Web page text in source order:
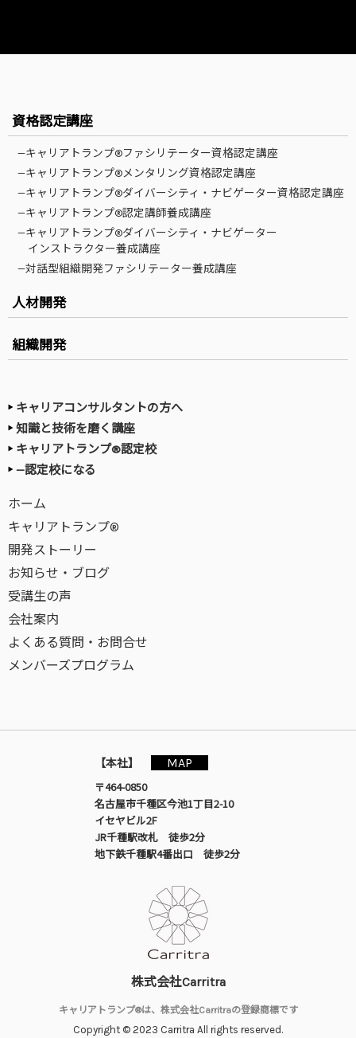
資格認定講座
—キャリアトランプ®ファシリテーター資格認定講座
—キャリアトランプ®メンタリング資格認定講座
—キャリアトランプ®ダイバーシティ・ナビゲーター資格認定講座
—キャリアトランプ®認定講師養成講座
—キャリアトランプ®ダイバーシティ・ナビゲーター
インストラクター養成講座
—対話型組織開発ファシリテーター養成講座
人材開発
組織開発
キャリアコンサルタントの方へ
知識と技術を磨く講座
キャリアトランプ®認定校
—認定校になる
ホーム
キャリアトランプ®
開発ストーリー
お知らせ・ブログ
受講生の声
会社案内
よくある質問・お問合せ
メンバーズプログラム
【本社】
MAP
〒464-0850
名古屋市千種区今池1丁目2-10
イセヤビル2F
JR千種駅改札 徒歩2分
地下鉄千種駅4番出口 徒歩2分
株式会社Carritra
キャリアトランプ®は、株式会社Carritraの登録商標です
Copyright © 2023 Carritra All rights reserved.